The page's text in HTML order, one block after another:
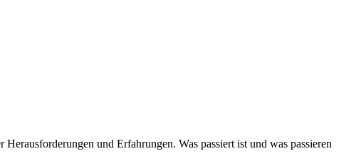
und Erfahrungen. Was passiert ist und was passieren